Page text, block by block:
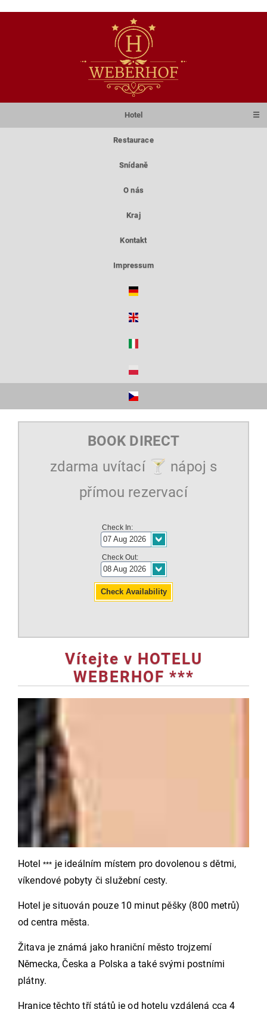
Hotel
Restaurace
Snídaně
O nás
Kraj
Kontakt
Impressum
☰
BOOK DIRECT
zdarma uvítací 🍸 nápoj s
přímou rezervací
Check In:
Check Out:
Vítejte v HOTELU
WEBERHOF ***
Hotel *** je ideálním místem pro dovolenou s dětmi,
víkendové pobyty či služební cesty.
Hotel je situován pouze 10 minut pěšky (800 metrů)
od centra města.
Žitava je známá jako hraniční město trojzemí
Německa, Česka a Polska a také svými postními
plátny.
Hranice těchto tří států je od hotelu vzdálená cca 4